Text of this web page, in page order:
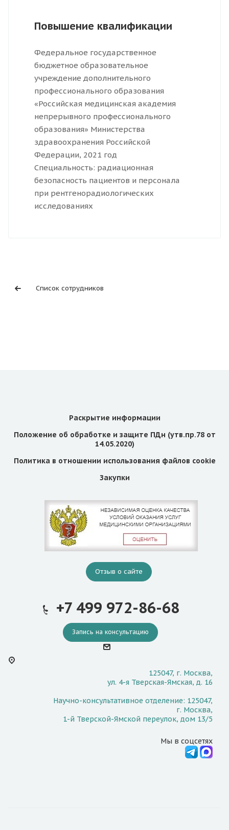
Повышение квалификации
Федеральное государственное
бюджетное образовательное
учреждение дополнительного
профессионального образования
«Российская медицинская академия
непрерывного профессионального
образования» Министерства
здравоохранения Российской
Федерации, 2021 год
Специальность: радиационная
безопасность пациентов и персонала
при рентгенорадиологических
исследованиях
Список сотрудников
Раскрытие информации
Положение об обработке и защите ПДн (утв.пр.78 от
14.05.2020)
Политика в отношении использования файлов cookie
Закупки
Отзыв о сайте
+7 499 972-86-68
Запись на консультацию
125047, г. Москва,
ул. 4-я Тверская-Ямская, д. 16
Научно-консультативное отделение: 125047,
г. Москва,
1-й Тверской-Ямской переулок, дом 13/5
Мы в соцсетях